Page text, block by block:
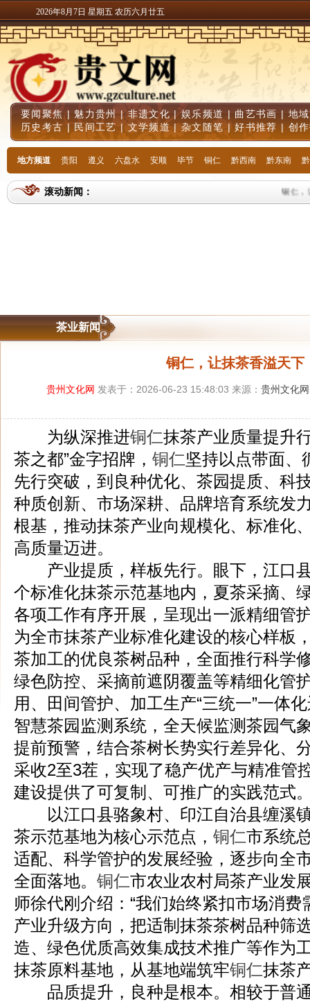
2026年8月7日 星期五 农历六月廿五
要闻聚焦| 魅力贵州|非遗文化 |娱乐频道 | 曲艺书画 | 地
历史考古 | 民间工艺 |文学频道|杂文随笔 |好书推荐 | 创
地方频道 贵阳 遵义 六盘水 安顺 毕节 铜仁 黔西南 黔东南
滚动新闻： 铜仁，
茶业新闻
铜仁，让抹茶香溢天下
贵州文化网 发表于：2026-06-23 15:48:03 来源： 贵州文化网
为纵深推进铜仁抹茶产业质量提升
茶之都”金字招牌， 铜仁坚持以点带面、
先行突破，到良种优化、茶园提质、科
种质创新、市场深耕、品牌培育系统发
根基，推动抹茶产业向规模化、标准化
高质量迈进。
产业提质，样板先行。眼下，江口
个标准化抹茶示范基地内，夏茶采摘、
各项工作有序开展，呈现出一派精细管
为全市抹茶产业标准化建设的核心样板
茶加工的优良茶树品种，全面推行科学
绿色防控、采摘前遮阴覆盖等精细化管
用、田间管护、加工生产“三统一”一体
智慧茶园监测系统，全天候监测茶园气
提前预警，结合茶树长势实行差异化、
采收2至3茬，实现了稳产优产与精准管
建设提供了可复制、可推广的实践范式
以江口县骆象村、印江自治县缠溪
茶示范基地为核心示范点， 铜仁市系统
适配、科学管护的发展经验，逐步向全
全面落地。 铜仁市农业农村局茶产业发
师徐代刚介绍：“我们始终紧扣市场消
产业升级方向，把适制抹茶茶树品种筛
造、绿色优质高效集成技术推广等作为
抹茶原料基地，从基地端筑牢铜仁抹茶
品质提升，良种是根本。相较于普